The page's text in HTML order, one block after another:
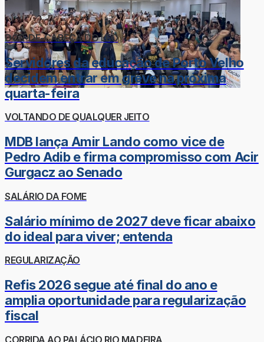
DOR-DE-CABEÇA DO LÉO
Servidores da educação de Porto Velho
decidem entrar em greve na próxima
quarta-feira
VOLTANDO DE QUALQUER JEITO
MDB lança Amir Lando como vice de
Pedro Adib e firma compromisso com Acir
Gurgacz ao Senado
SALÁRIO DA FOME
Salário mínimo de 2027 deve ficar abaixo
do ideal para viver; entenda
REGULARIZAÇÃO
Refis 2026 segue até final do ano e
amplia oportunidade para regularização
fiscal
CORRIDA AO PALÁCIO RIO MADEIRA